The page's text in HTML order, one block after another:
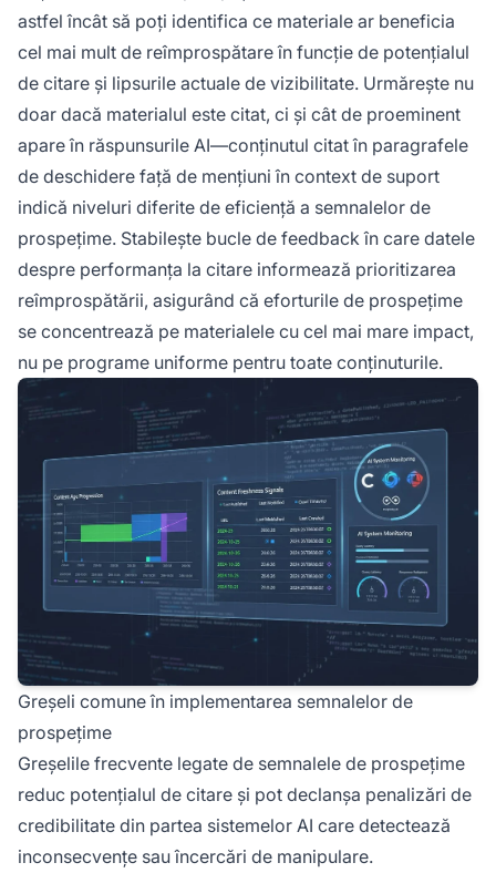
astfel încât să poți identifica ce materiale ar beneficia
cel mai mult de reîmprospătare în funcție de potențialul
de citare și lipsurile actuale de vizibilitate. Urmărește nu
doar dacă materialul este citat, ci și cât de proeminent
apare în răspunsurile AI—conținutul citat în paragrafele
de deschidere față de mențiuni în context de suport
indică niveluri diferite de eficiență a semnalelor de
prospețime. Stabilește bucle de feedback în care datele
despre performanța la citare informează prioritizarea
reîmprospătării, asigurând că eforturile de prospețime
se concentrează pe materialele cu cel mai mare impact,
nu pe programe uniforme pentru toate conținuturile.
Greșeli comune în implementarea semnalelor de
prospețime
Greșelile frecvente legate de semnalele de prospețime
reduc potențialul de citare și pot declanșa penalizări de
credibilitate din partea sistemelor AI care detectează
inconsecvențe sau încercări de manipulare.